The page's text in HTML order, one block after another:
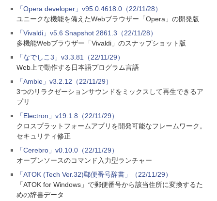
「Opera developer」v95.0.4618.0（22/11/28）
ユニークな機能を備えたWebブラウザー「Opera」の開発版
「Vivaldi」v5.6 Snapshot 2861.3（22/11/28）
多機能Webブラウザー「Vivaldi」のスナップショット版
「なでしこ3」v3.3.81（22/11/29）
Web上で動作する日本語プログラム言語
「Ambie」v3.2.12（22/11/29）
3つのリラクゼーションサウンドをミックスして再生できるア
プリ
「Electron」v19.1.8（22/11/29）
クロスプラットフォームアプリを開発可能なフレームワーク。
セキュリティ修正
「Cerebro」v0.10.0（22/11/29）
オープンソースのコマンド入力型ランチャー
「ATOK (Tech Ver.32)郵便番号辞書」（22/11/29）
「ATOK for Windows」で郵便番号から該当住所に変換するた
めの辞書データ